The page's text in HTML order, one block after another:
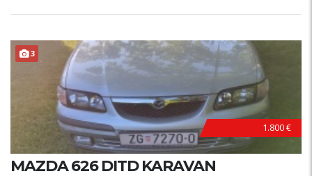
3
1.800 €
MAZDA 626 DITD KARAVAN